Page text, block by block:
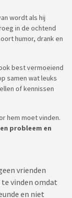
wordt als hij
in de ochtend
humor, drank en
best vermoeiend
samen wat leuks
of kennissen
hem moet vinden.
probleem en
vrienden
te vinden omdat
en niet